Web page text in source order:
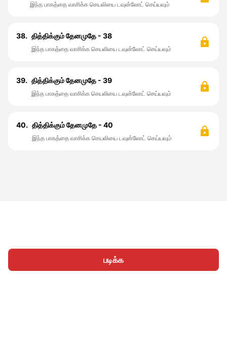
படிக்க
இந்த பாகத்தை வாசிக்க செயலியை டவுன்லோட் செய்யவும்
38. தித்திக்கும் தேனமுதே - 38
இந்த பாகத்தை வாசிக்க செயலியை டவுன்லோட் செய்யவும்
39. தித்திக்கும் தேனமுதே - 39
இந்த பாகத்தை வாசிக்க செயலியை டவுன்லோட் செய்யவும்
40. தித்திக்கும் தேனமுதே - 40
இந்த பாகத்தை வாசிக்க செயலியை டவுன்லோட் செய்யவும்
முகப்பு வகைகள் எழுத கட்டுரைகள் உள்நுழைக